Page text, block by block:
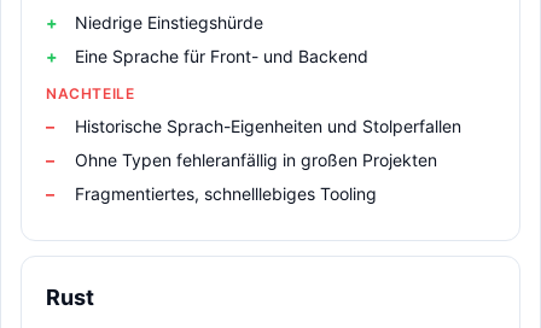
Niedrige Einstiegshürde
Eine Sprache für Front- und Backend
NACHTEILE
Historische Sprach-Eigenheiten und Stolperfallen
Ohne Typen fehleranfällig in großen Projekten
Fragmentiertes, schnelllebiges Tooling
Rust